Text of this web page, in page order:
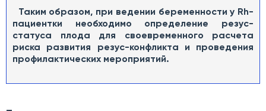
Таким образом, при ведении беременности у Rh-
пациентки необходимо определение резус-
статуса плода для своевременного расчета
риска развития резус-конфликта и проведения
профилактических мероприятий.